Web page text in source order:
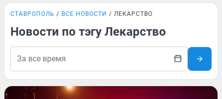
СТАВРОПОЛЬ ВСЕ НОВОСТИ ЛЕКАРСТВО
Новости по тэгу Лекарство